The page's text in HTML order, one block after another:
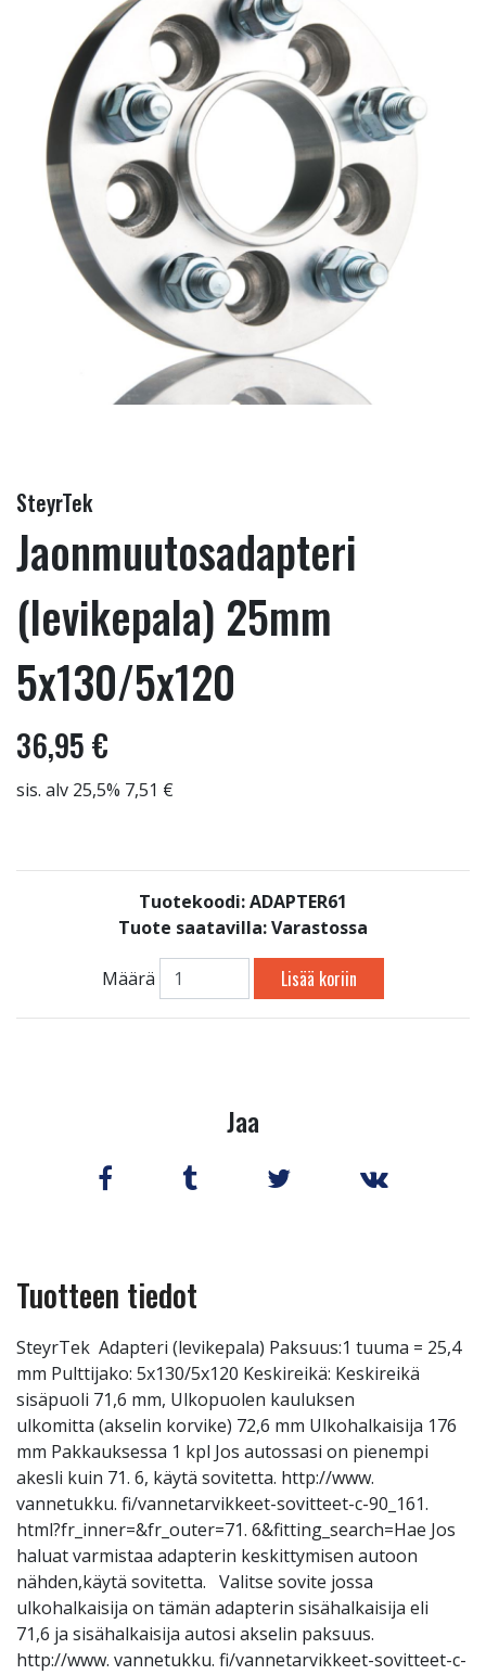
SteyrTek
Jaonmuutosadapteri
(levikepala) 25mm
5x130/5x120
36,95 €
sis. alv 25,5% 7,51 €
Tuotekoodi: ADAPTER61
Tuote saatavilla:Varastossa
Määrä Lisää koriin
Jaa
Tuotteen tiedot
SteyrTek Adapteri (levikepala) Paksuus:1 tuuma = 25,4
mm Pulttijako: 5x130/5x120 Keskireikä: Keskireikä
sisäpuoli 71,6 mm, Ulkopuolen kauluksen
ulkomitta (akselin korvike) 72,6 mm Ulkohalkaisija 176
mm Pakkauksessa 1 kpl Jos autossasi on pienempi
akesli kuin 71. 6, käytä sovitetta. http://www.
vannetukku. fi/vannetarvikkeet-sovitteet-c-90_161.
html?fr_inner=&fr_outer=71. 6&fitting_search=Hae Jos
haluat varmistaa adapterin keskittymisen autoon
nähden,käytä sovitetta. Valitse sovite jossa
ulkohalkaisija on tämän adapterin sisähalkaisija eli
71,6 ja sisähalkaisija autosi akselin paksuus.
http://www. vannetukku. fi/vannetarvikkeet-sovitteet-c-